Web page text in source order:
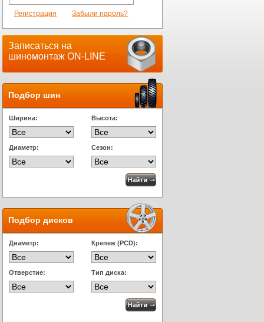
Регистрация Забыли пароль?
Записаться на
шиномонтаж ON-LINE
Подбор шин
Ширина: Высота:
Диаметр: Сезон:
Подбор дисков
Диаметр: Крепеж (PCD):
Отверстие: Тип диска: